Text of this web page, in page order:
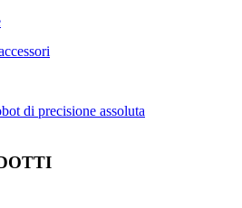
di precisione assoluta